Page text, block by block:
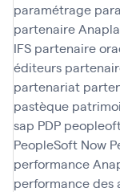
paramétrage
partenaire
IFS partenaire
éditeurs
partenariat
pastèque
sap PDP
PeopleSoft Now
performance
performance des